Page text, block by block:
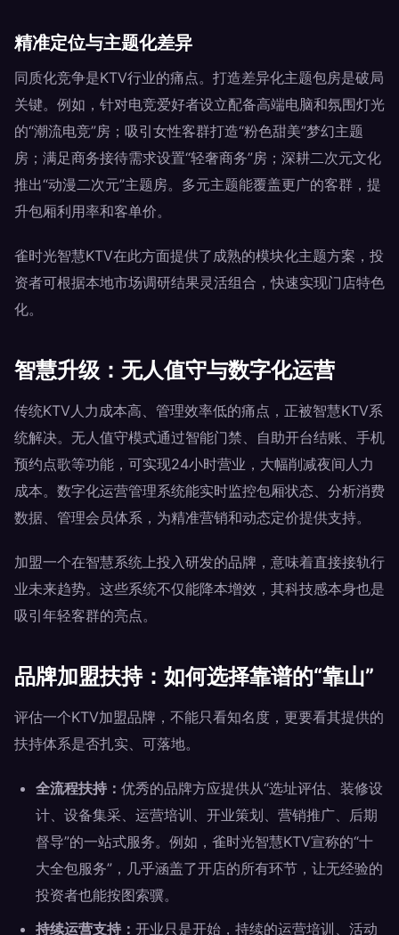
精准定位与主题化差异
同质化竞争是KTV行业的痛点。打造差异化主题包房是破局
关键。例如，针对电竞爱好者设立配备高端电脑和氛围灯光
的“潮流电竞”房；吸引女性客群打造“粉色甜美”梦幻主题
房；满足商务接待需求设置“轻奢商务”房；深耕二次元文化
推出“动漫二次元”主题房。多元主题能覆盖更广的客群，提
升包厢利用率和客单价。
雀时光智慧KTV在此方面提供了成熟的模块化主题方案，投
资者可根据本地市场调研结果灵活组合，快速实现门店特色
化。
智慧升级：无人值守与数字化运营
传统KTV人力成本高、管理效率低的痛点，正被智慧KTV系
统解决。无人值守模式通过智能门禁、自助开台结账、手机
预约点歌等功能，可实现24小时营业，大幅削减夜间人力
成本。数字化运营管理系统能实时监控包厢状态、分析消费
数据、管理会员体系，为精准营销和动态定价提供支持。
加盟一个在智慧系统上投入研发的品牌，意味着直接接轨行
业未来趋势。这些系统不仅能降本增效，其科技感本身也是
吸引年轻客群的亮点。
品牌加盟扶持：如何选择靠谱的“靠山”
评估一个KTV加盟品牌，不能只看知名度，更要看其提供的
扶持体系是否扎实、可落地。
全流程扶持： 优秀的品牌方应提供从“选址评估、装修设
计、设备集采、运营培训、开业策划、营销推广、后期
督导”的一站式服务。例如，雀时光智慧KTV宣称的“十
大全包服务”，几乎涵盖了开店的所有环节，让无经验的
投资者也能按图索骥。
持续运营支持： 开业只是开始，持续的运营培训、活动